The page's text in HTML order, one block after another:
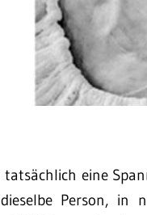
eine
Person, in